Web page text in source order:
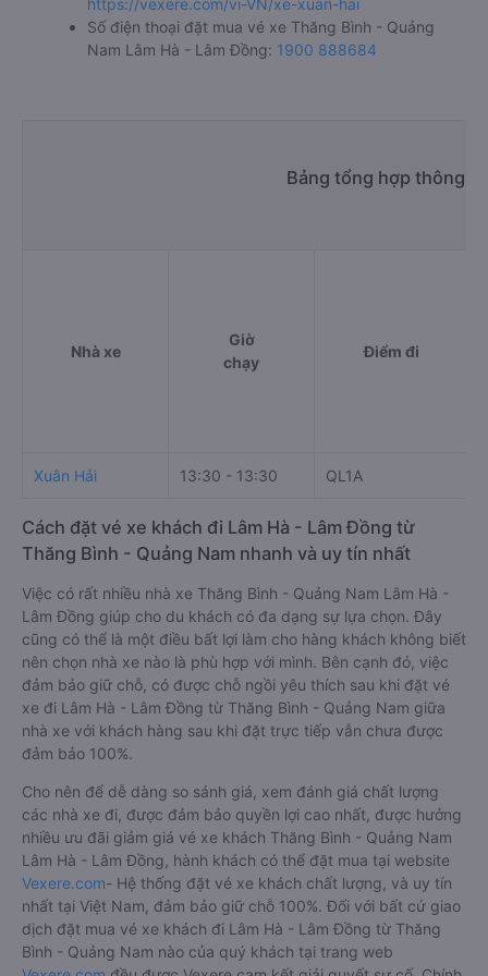
Số điện thoại đặt mua vé xe Thăng Bình - Quảng
Nam Lâm Hà - Lâm Đồng: 1900 888684
Bảng tổng hợp thông
Nhà xe
Giờ
chạy
Điểm đi
Xuân Hải 13:30 - 13:30 QL1A
Cách đặt vé xe khách đi Lâm Hà - Lâm Đồng từ
Thăng Bình - Quảng Nam nhanh và uy tín nhất
Việc có rất nhiều nhà xe Thăng Bình - Quảng Nam Lâm Hà -
Lâm Đồng giúp cho du khách có đa dạng sự lựa chọn. Đây
cũng có thể là một điều bất lợi làm cho hàng khách không biết
nên chọn nhà xe nào là phù hợp với mình. Bên cạnh đó, việc
đảm bảo giữ chỗ, có được chỗ ngồi yêu thích sau khi đặt vé
xe đi Lâm Hà - Lâm Đồng từ Thăng Bình - Quảng Nam giữa
nhà xe với khách hàng sau khi đặt trực tiếp vẫn chưa được
đảm bảo 100%.
Cho nên để dễ dàng so sánh giá, xem đánh giá chất lượng
các nhà xe đi, được đảm bảo quyền lợi cao nhất, được hưởng
nhiều ưu đãi giảm giá vé xe khách Thăng Bình - Quảng Nam
Lâm Hà - Lâm Đồng, hành khách có thể đặt mua tại website
Vexere.com- Hệ thống đặt vé xe khách chất lượng, và uy tín
nhất tại Việt Nam, đảm bảo giữ chỗ 100%. Đối với bất cứ giao
dịch đặt mua vé xe khách đi Lâm Hà - Lâm Đồng từ Thăng
Bình - Quảng Nam nào của quý khách tại trang web